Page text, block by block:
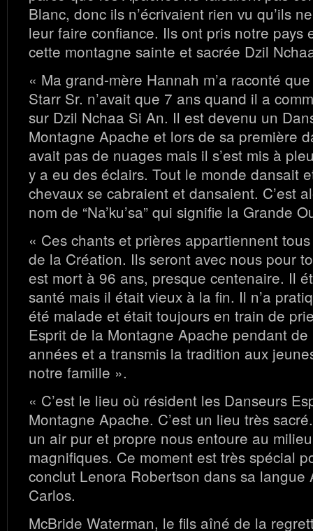
Blanc, donc ils n’écrivaient rien vu qu’ils
leur faire confiance. Ils ont pris notre pays
cette montagne sainte et sacrée Dzil
« Ma grand-mère Hannah m’a raconté
Starr Sr. n’avait que 7 ans quand il a
sur Dzil Nchaa Si An. Il est devenu un
Montagne Apache et lors de sa première
avait pas de nuages mais il s’est mis à
y a eu des éclairs. Tout le monde dansait
chevaux se cabraient et dansaient. C’est
nom de “Na’ku’sa” qui signifie la Grande
« Ces chants et prières appartiennent
de la Création. Ils seront avec nous pour
est mort à 96 ans, presque centenaire. Il
santé mais il était vieux à la fin. Il n’a
été malade et était toujours en train de
Esprit de la Montagne Apache pendant de
années et a transmis la tradition aux
notre famille ».
« C’est le lieu où résident les Danseurs
Montagne Apache. C’est un lieu très
un air pur et propre nous entoure au
magnifiques. Ce moment est très spécial
conclut Lenora Robertson dans sa langue
Carlos.
McBride Waterman, le fils aîné de la